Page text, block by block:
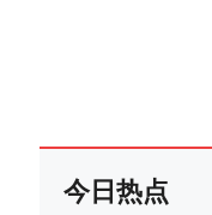
今日热点